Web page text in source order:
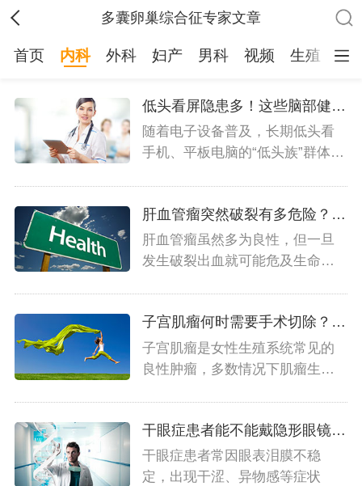
多囊卵巢综合征专家文章
首页 内科 外科 妇产 男科 视频 生殖 儿
低头看屏隐患多！这些脑部健康危机正在靠近
随着电子设备普及，长期低头看
手机、平板电脑的“低头族”群体庞
‌肝血管瘤突然破裂有多危险？这份急救指南要收藏
肝血管瘤虽然多为良性，但一旦
发生破裂出血就可能危及生命。
子宫肌瘤何时需要手术切除？专业指征全解析
子宫肌瘤是女性生殖系统常见的
良性肿瘤，多数情况下肌瘤生长
干眼症患者能不能戴隐形眼镜？一般需综合判断
干眼症患者常因眼表泪膜不稳
定，出现干涩、异物感等症状